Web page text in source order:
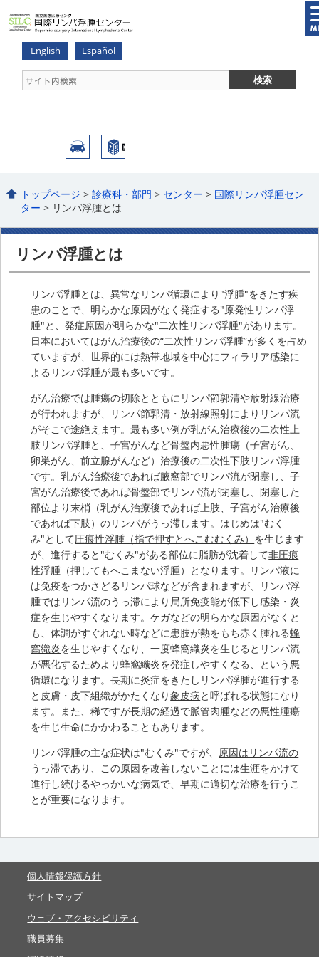
English Español
トップページ >診療科・部門 > センター > 国際リンパ浮腫セン
ター > リンパ浮腫とは
リンパ浮腫とは
リンパ浮腫とは、異常なリンパ循環により"浮腫"をきたす疾
患のことで、明らかな原因がなく発症する"原発性リンパ浮
腫"と、発症原因が明らかな"二次性リンパ浮腫"があります。
日本においてはがん治療後の“二次性リンパ浮腫”が多くを占め
ていますが、世界的には熱帯地域を中心にフィラリア感染に
よるリンパ浮腫が最も多いです。
がん治療では腫瘍の切除とともにリンパ節郭清や放射線治療
が行われますが、リンパ節郭清・放射線照射によりリンパ流
がそこで途絶えます。最も多い例が乳がん治療後の二次性上
肢リンパ浮腫と、子宮がんなど骨盤内悪性腫瘍（子宮がん、
卵巣がん、前立腺がんなど）治療後の二次性下肢リンパ浮腫
です。乳がん治療後であれば腋窩部でリンパ流が閉塞し、子
宮がん治療後であれば骨盤部でリンパ流が閉塞し、閉塞した
部位より末梢（乳がん治療後であれば上肢、子宮がん治療後
であれば下肢）のリンパがうっ滞します。はじめは"むく
み"として圧痕性浮腫（指で押すとへこむむくみ） を生じます
が、進行すると"むくみ"がある部位に脂肪が沈着して非圧痕
性浮腫（押してもへこまない浮腫） となります。リンパ液に
は免疫をつかさどるリンパ球などが含まれますが、リンパ浮
腫ではリンパ流のうっ滞により局所免疫能が低下し感染・炎
症を生じやすくなります。ケガなどの明らかな原因がなくと
も、体調がすぐれない時などに患肢が熱をもち赤く腫れる蜂
窩織炎を生じやすくなり、一度蜂窩織炎を生じるとリンパ流
が悪化するためより蜂窩織炎を発症しやすくなる、という悪
循環になります。長期に炎症をきたしリンパ浮腫が進行する
と皮膚・皮下組織がかたくなり象皮病と呼ばれる状態になり
ます。また、稀ですが長期の経過で脈管肉腫などの悪性腫瘍
を生じ生命にかかわることもあります。
リンパ浮腫の主な症状は"むくみ"ですが、 原因はリンパ流の
うっ滞であり、この原因を改善しないことには生涯をかけて
進行し続けるやっかいな病気で、早期に適切な治療を行うこ
とが重要になります。
個人情報保護方針
サイトマップ
ウェブ・アクセシビリティ
職員募集